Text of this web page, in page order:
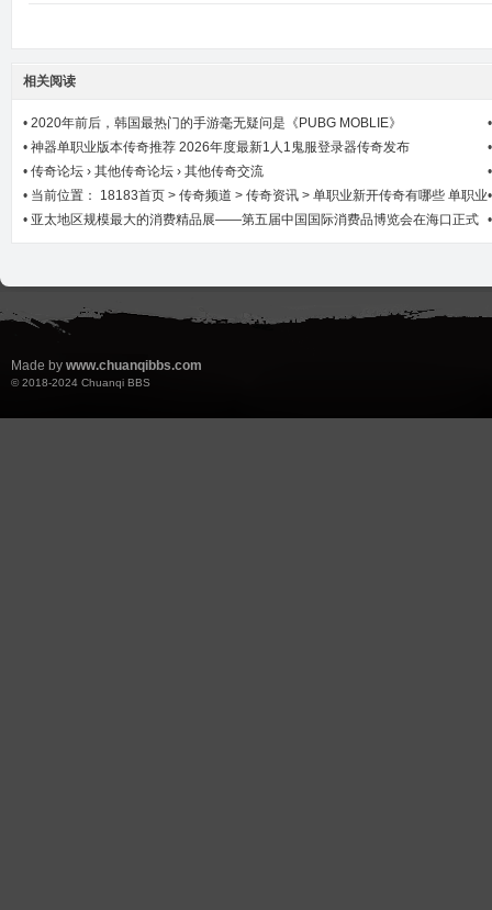
相关阅读
• 2020年前后，韩国最热门的手游毫无疑问是《PUBG MOBLIE》
• 神器单职业版本传奇推荐 2026年度最新1人1鬼服登录器传奇发布
• 传奇论坛 › 其他传奇论坛 › 其他传奇交流
• 当前位置： 18183首页 > 传奇频道 > 传奇资讯 > 单职业新开传奇有哪些 单职业
新开传奇推荐
• 亚太地区规模最大的消费精品展——第五届中国国际消费品博览会在海口正式
Made by www.chuanqibbs.com
© 2018-2024 Chuanqi BBS